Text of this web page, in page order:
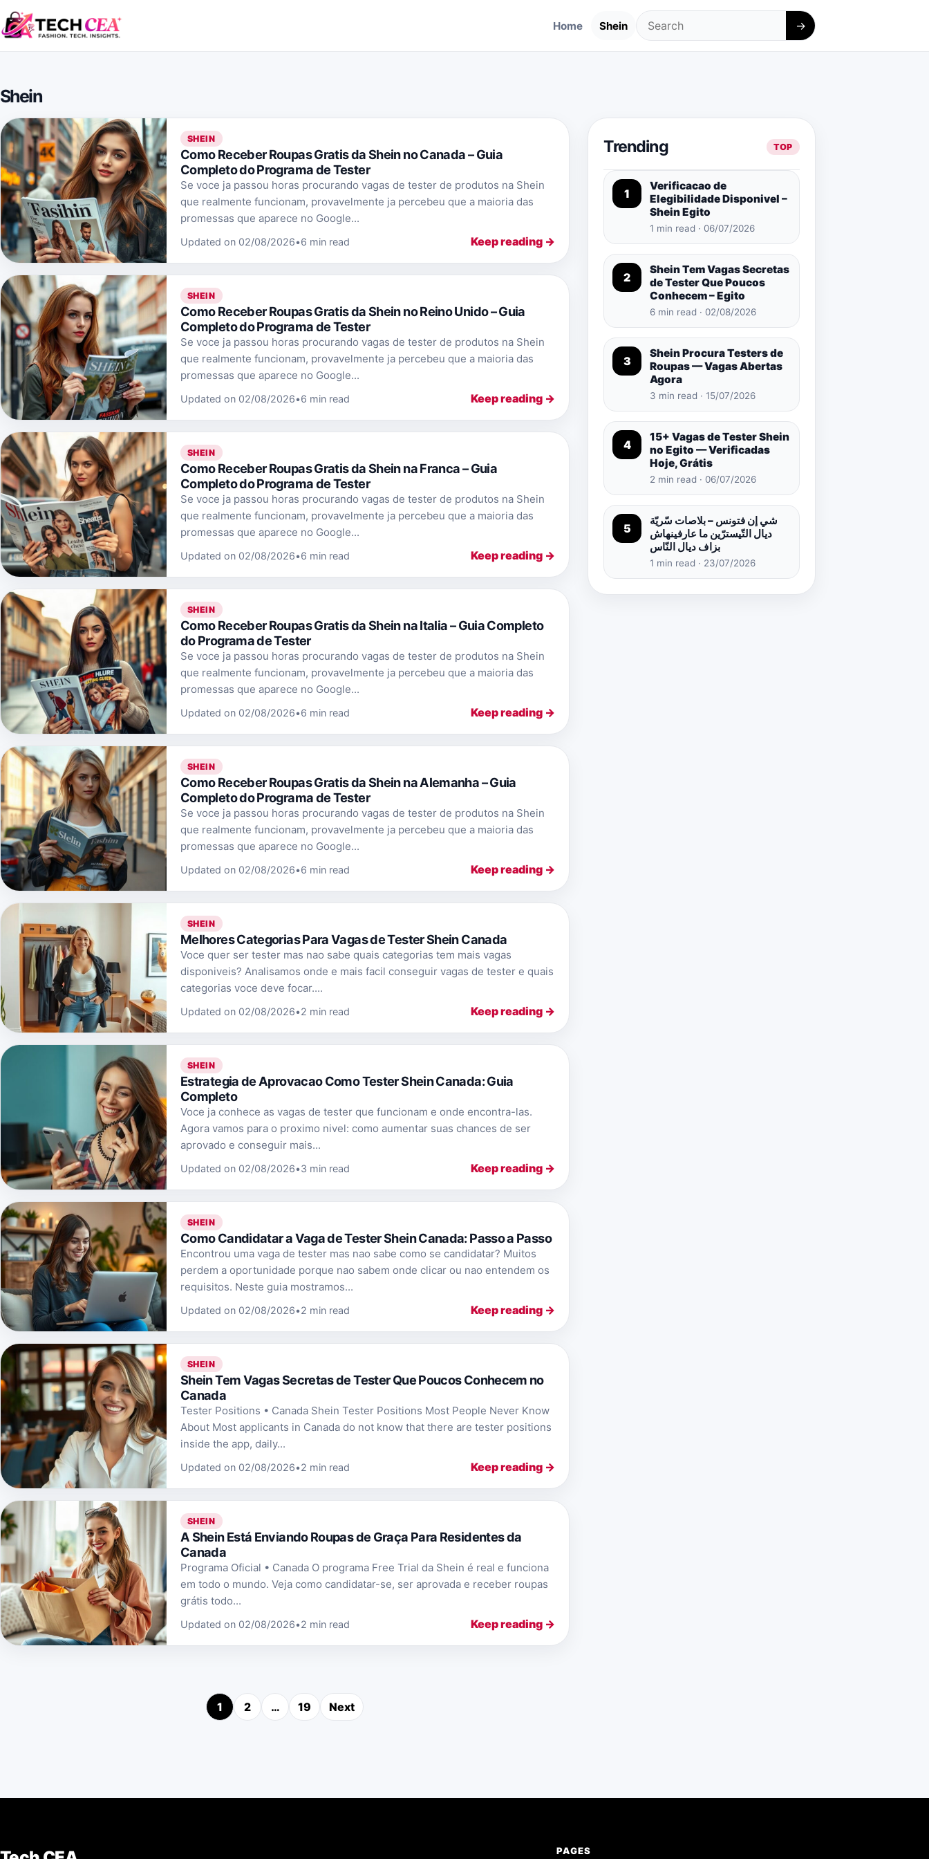
Skip to content
Home Shein
Search
→
Shein
SHEIN
Como Receber Roupas Gratis da Shein no Canada – Guia
Completo do Programa de Tester
Se voce ja passou horas procurando vagas de tester de produtos na Shein
que realmente funcionam, provavelmente ja percebeu que a maioria das
promessas que aparece no Google...
Updated on 02/08/2026•6 min read Keep reading →
SHEIN
Como Receber Roupas Gratis da Shein no Reino Unido – Guia
Completo do Programa de Tester
Se voce ja passou horas procurando vagas de tester de produtos na Shein
que realmente funcionam, provavelmente ja percebeu que a maioria das
promessas que aparece no Google...
Updated on 02/08/2026•6 min read Keep reading →
SHEIN
Como Receber Roupas Gratis da Shein na Franca – Guia
Completo do Programa de Tester
Se voce ja passou horas procurando vagas de tester de produtos na Shein
que realmente funcionam, provavelmente ja percebeu que a maioria das
promessas que aparece no Google...
Updated on 02/08/2026•6 min read Keep reading →
SHEIN
Como Receber Roupas Gratis da Shein na Italia – Guia Completo
do Programa de Tester
Se voce ja passou horas procurando vagas de tester de produtos na Shein
que realmente funcionam, provavelmente ja percebeu que a maioria das
promessas que aparece no Google...
Updated on 02/08/2026•6 min read Keep reading →
SHEIN
Como Receber Roupas Gratis da Shein na Alemanha – Guia
Completo do Programa de Tester
Se voce ja passou horas procurando vagas de tester de produtos na Shein
que realmente funcionam, provavelmente ja percebeu que a maioria das
promessas que aparece no Google...
Updated on 02/08/2026•6 min read Keep reading →
SHEIN
Melhores Categorias Para Vagas de Tester Shein Canada
Voce quer ser tester mas nao sabe quais categorias tem mais vagas
disponiveis? Analisamos onde e mais facil conseguir vagas de tester e quais
categorias voce deve focar....
Updated on 02/08/2026•2 min read Keep reading →
SHEIN
Estrategia de Aprovacao Como Tester Shein Canada: Guia
Completo
Voce ja conhece as vagas de tester que funcionam e onde encontra-las.
Agora vamos para o proximo nivel: como aumentar suas chances de ser
aprovado e conseguir mais...
Updated on 02/08/2026•3 min read Keep reading →
SHEIN
Como Candidatar a Vaga de Tester Shein Canada: Passo a Passo
Encontrou uma vaga de tester mas nao sabe como se candidatar? Muitos
perdem a oportunidade porque nao sabem onde clicar ou nao entendem os
requisitos. Neste guia mostramos...
Updated on 02/08/2026•2 min read Keep reading →
SHEIN
Shein Tem Vagas Secretas de Tester Que Poucos Conhecem no
Canada
Tester Positions • Canada Shein Tester Positions Most People Never Know
About Most applicants in Canada do not know that there are tester positions
inside the app, daily...
Updated on 02/08/2026•2 min read Keep reading →
SHEIN
A Shein Está Enviando Roupas de Graça Para Residentes da
Canada
Programa Oficial • Canada O programa Free Trial da Shein é real e funciona
em todo o mundo. Veja como candidatar-se, ser aprovada e receber roupas
grátis todo...
Updated on 02/08/2026•2 min read Keep reading →
Posts pagination
1 2 … 19 Next
Trending TOP
1
Verificacao de
Elegibilidade Disponivel –
Shein Egito
1 min read · 06/07/2026
2
Shein Tem Vagas Secretas
de Tester Que Poucos
Conhecem – Egito
6 min read · 02/08/2026
3
Shein Procura Testers de
Roupas — Vagas Abertas
Agora
3 min read · 15/07/2026
4
15+ Vagas de Tester Shein
no Egito — Verificadas
Hoje, Grátis
2 min read · 06/07/2026
5
شي إن فتونس – بلاصات سّريّة
ديال التّيسترّين ما عارفينهاش
بزاف ديال النّاس
1 min read · 23/07/2026
PAGES